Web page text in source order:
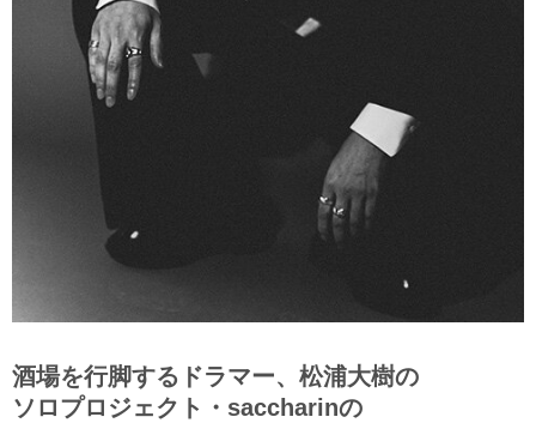
酒場を行脚するドラマー、松浦大樹の
ソロプロジェクト・saccharinの